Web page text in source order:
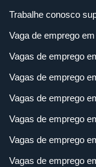
Trabalhe conosco
Vaga de emprego
Vagas de emprego
Vagas de emprego
Vagas de emprego
Vagas de emprego
Vagas de emprego
Vagas de emprego